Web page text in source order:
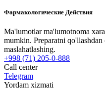
Фармакологические Действия
Ma'lumotlar ma'lumotnoma
mumkin. Preparatni
maslahatlashing.
+998 (71) 205-0-888
Call center
Telegram
Yordam xizmati